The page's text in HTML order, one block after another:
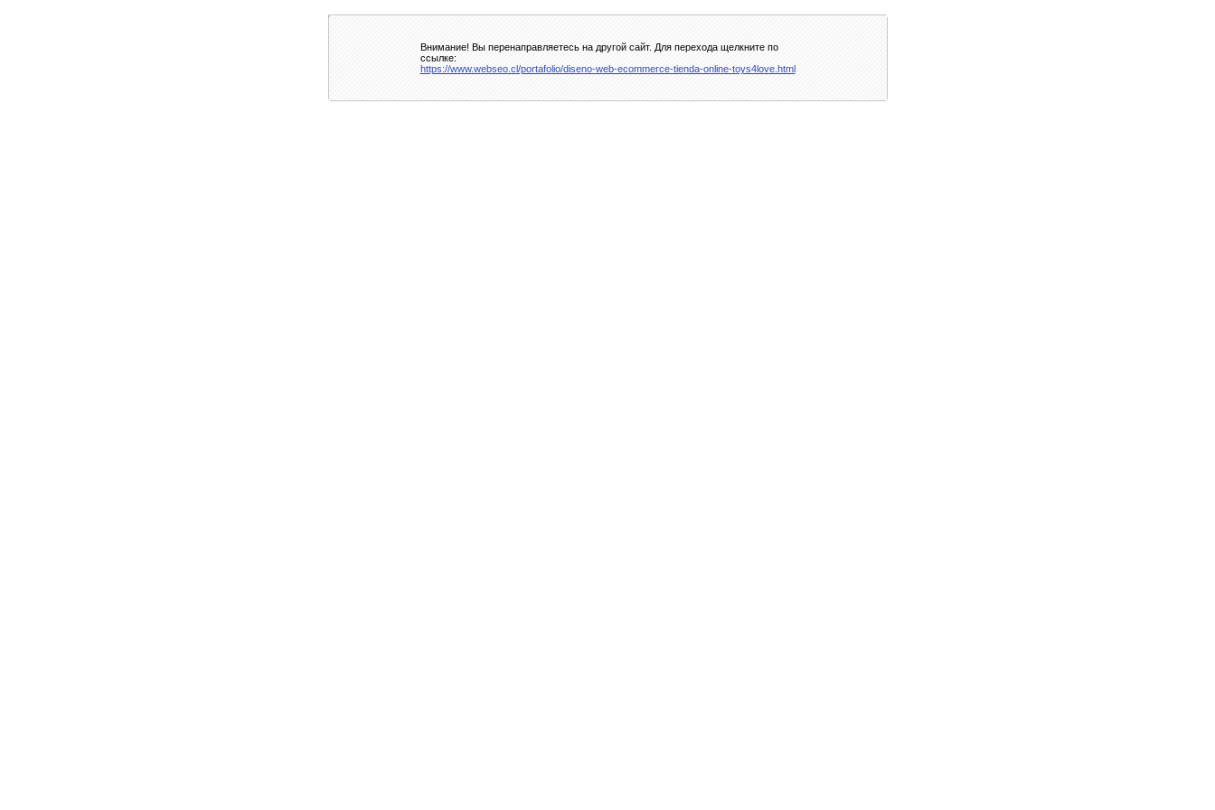
Внимание! Вы перенаправляетесь на другой сайт. Для перехода щелкните по
ссылке:
https://www.webseo.cl/portafolio/diseno-web-ecommerce-tienda-online-toys4love.html